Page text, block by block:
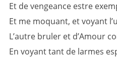
Et de vengeance estre
Et me moquant, et voyant
L’autre bruler et d’Amour
En voyant tant de larmes